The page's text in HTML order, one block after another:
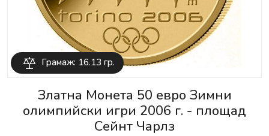
Грамаж: 16.13 гр.
Златна Монета 50 евро Зимни
олимпийски игри 2006 г. - площад
Сейнт Чарлз